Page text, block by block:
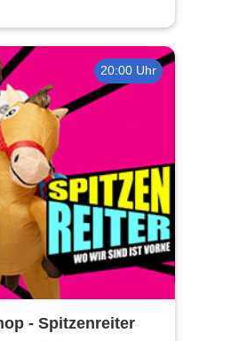
20:00 Uhr
- Spitzenreiter